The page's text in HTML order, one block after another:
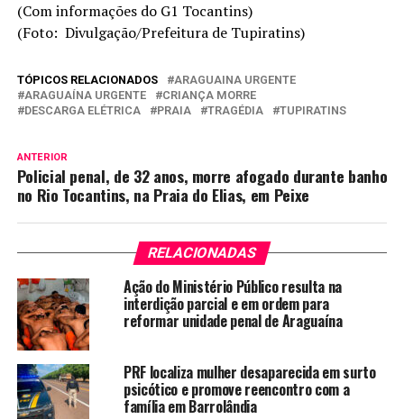
(Com informações do G1 Tocantins)
(Foto: Divulgação/Prefeitura de Tupiratins)
TÓPICOS RELACIONADOS
ARAGUAINA URGENTE
ARAGUAÍNA URGENTE
CRIANÇA MORRE
DESCARGA ELÉTRICA
PRAIA TRAGÉDIA TUPIRATINS
ANTERIOR
Policial penal, de 32 anos, morre afogado durante banho
no Rio Tocantins, na Praia do Elias, em Peixe
RELACIONADAS
Ação do Ministério Público resulta na
interdição parcial e em ordem para
reformar unidade penal de Araguaína
PRF localiza mulher desaparecida em surto
psicótico e promove reencontro com a
família em Barrolândia